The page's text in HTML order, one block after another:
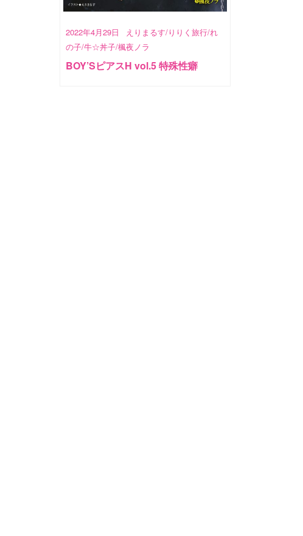
2022年4月29日
えりまるす/りりく旅行/れ
の子/牛☆丼子/楓夜ノラ
BOY’SピアスH vol.5 特殊性癖